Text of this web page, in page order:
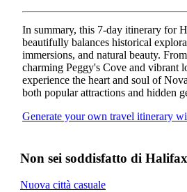
In summary, this 7-day itinerary for
beautifully balances historical
immersions, and natural beauty.
charming Peggy's Cove and vibrant
experience the heart and soul of
both popular attractions and hidden
Generate your own travel itinerary
Non sei soddisfatto di
Nuova città casuale